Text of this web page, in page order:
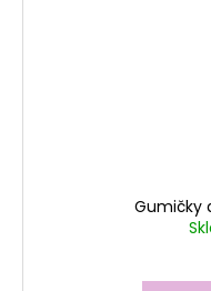
Gumičky